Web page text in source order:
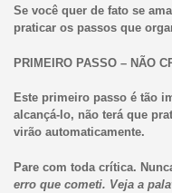
Se você quer de fato se
praticar os passos que
PRIMEIRO PASSO – NÃO
Este primeiro passo é tão
alcançá-lo, não terá que
virão automaticamente.
Pare com toda crítica.
erro que cometi. Veja a